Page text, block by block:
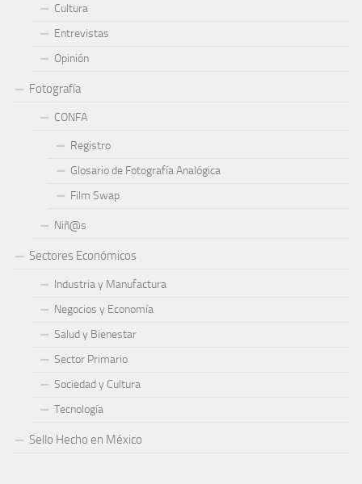
Cultura
Entrevistas
Opinión
Fotografía
CONFA
Registro
Glosario de Fotografía Analógica
Film Swap
Niñ@s
Sectores Económicos
Industria y Manufactura
Negocios y Economía
Salud y Bienestar
Sector Primario
Sociedad y Cultura
Tecnología
Sello Hecho en México